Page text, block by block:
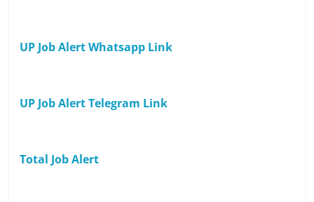
UP Job Alert Whatsapp Link
UP Job Alert Telegram Link
Total Job Alert